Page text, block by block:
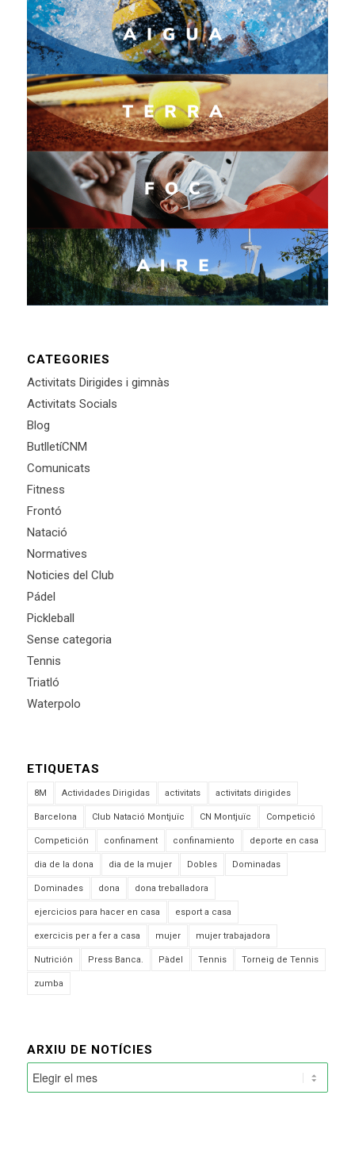
CATEGORIES
Activitats Dirigides i gimnàs
Activitats Socials
Blog
ButlletíCNM
Comunicats
Fitness
Frontó
Natació
Normatives
Noticies del Club
Pádel
Pickleball
Sense categoria
Tennis
Triatló
Waterpolo
ETIQUETAS
8M Actividades Dirigidas activitats activitats dirigides
Barcelona Club Natació Montjuïc CN Montjuïc Competició
Competición confinament confinamiento deporte en casa
dia de la dona dia de la mujer Dobles Dominadas
Dominades dona dona treballadora
ejercicios para hacer en casa esport a casa
exercicis per a fer a casa mujer mujer trabajadora
Nutrición Press Banca. Pàdel Tennis Torneig de Tennis
zumba
ARXIU DE NOTÍCIES